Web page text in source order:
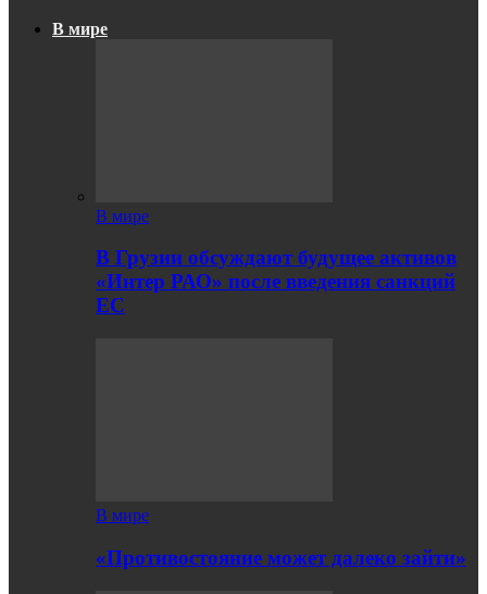
В мире
В мире
В Грузии обсуждают будущее активов
«Интер РАО» после введения санкций
ЕС
В мире
«Противостояние может далеко зайти»